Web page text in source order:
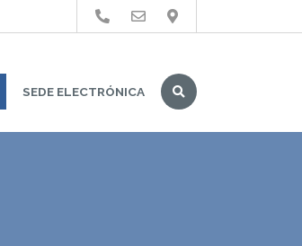
SEDE ELECTRÓNICA
Buscar